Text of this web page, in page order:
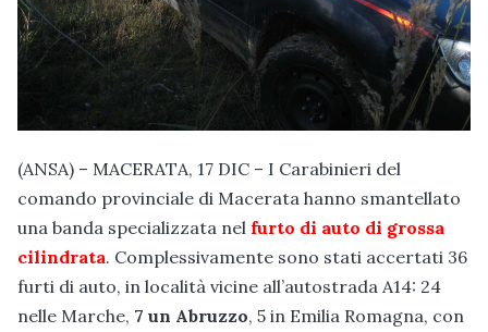
(ANSA) – MACERATA, 17 DIC – I Carabinieri del
comando provinciale di Macerata hanno smantellato
una banda specializzata nel furto di auto di grossa
cilindrata. Complessivamente sono stati accertati 36
furti di auto, in località vicine all’autostrada A14: 24
nelle Marche, 7 un Abruzzo, 5 in Emilia Romagna, con